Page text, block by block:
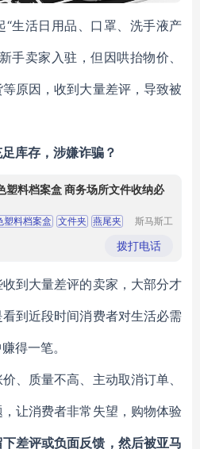
“生活日用品、口罩、洗手液产
手卖家入驻，但因哄抬物价、
原因，收到大量差评，导致被
库存，涉嫌诈骗？
塑料档案盒 商务场所文件收纳必
塑料档案盒 文件夹 燕尾夹
斯马斯工
（苏州）
有限公司
拨打电话
到大量差评的卖家，大部分才
到近段时间消费者对生活必需
得一笔。
、质量不高、主动取消订单、
让消费者非常失望，购物体验
差评或负面反馈，然后被亚马